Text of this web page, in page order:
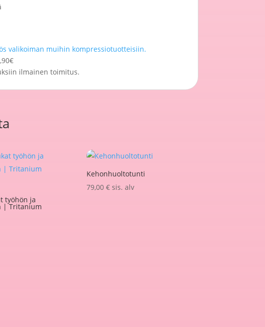
valikoiman muihin kompressiotuotteisiin.
ilmainen toimitus.
työhön ja
| Tritanium
Kehonhuoltotunti
79,00€ sis. alv